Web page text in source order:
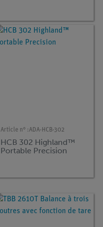
Article n° :ADA-HCB-302
HCB 302 Highland™
Portable Precision